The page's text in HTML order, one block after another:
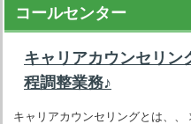
コールセンター
キャリアカウンセリン
程調整業務♪
キャリアカウンセリングとは、、